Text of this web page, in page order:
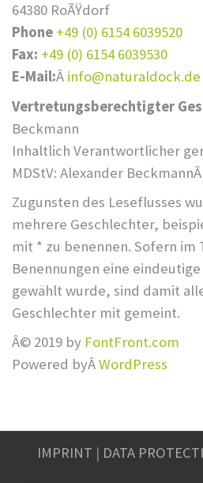
64380 RoÃŸdorf
Phone +49 (0) 6154 6039520
Fax: +49 (0) 6154 6039530
E-Mail:Â info@naturaldock.de
Vertretungsberechtigter
Beckmann
Inhaltlich Verantwortlicher
MDStV: Alexander
Zugunsten des Leseflusses
mehrere Geschlechter,
mit * zu benennen. Sofern im
Benennungen eine
gewählt wurde, sind damit
Geschlechter mit gemeint.
Â© 2019 by FontFront.com
Powered byÂWordPress
IMPRINT | DATA